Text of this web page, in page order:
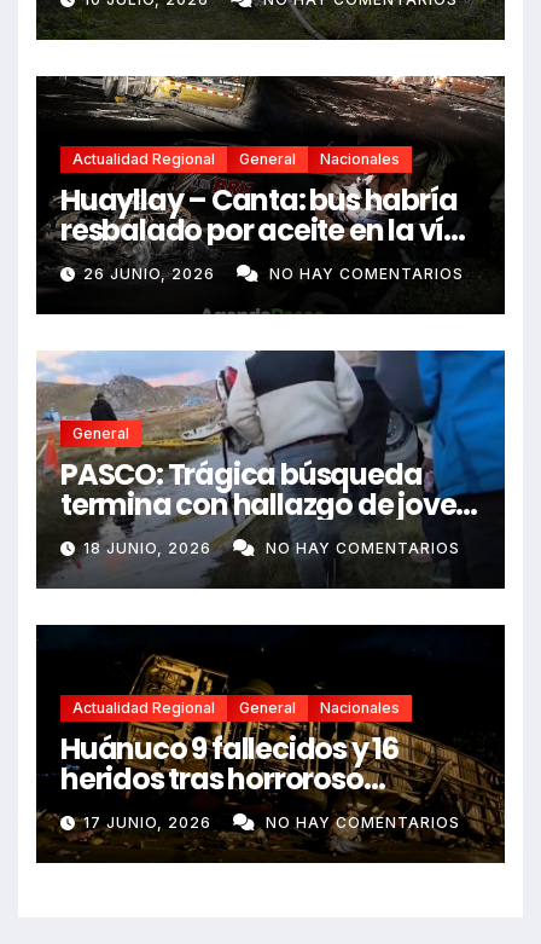
Actualidad Regional General Nacionales
Huayllay – Canta: bus habría
resbalado por aceite en la vía
e impactó auto siniestrado
dejando dos fallecidos
26 JUNIO, 2026 NO HAY COMENTARIOS
General
PASCO: Trágica búsqueda
termina con hallazgo de joven
sin vida en Rancas
18 JUNIO, 2026 NO HAY COMENTARIOS
Actualidad Regional General Nacionales
Huánuco 9 fallecidos y 16
heridos tras horroroso
despiste de bus Real Chancas
que impactó contra vivienda
17 JUNIO, 2026 NO HAY COMENTARIOS